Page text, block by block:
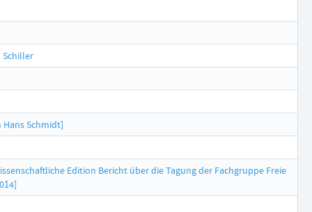
Schiller
Schmidt]
Edition Bericht über die Tagung der Fachgruppe Freie